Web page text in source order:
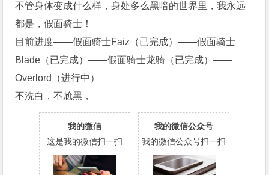
不管身体变成什么样，身处多么黑暗的世界里，我永远
都是，假面骑士！
目前进度——假面骑士Faiz（已完成）——假面骑士
Blade（已完成）——假面骑士龙骑（已完成）——
Overlord（进行中）
不洗白，不尬黑，
我的微信
这是我的微信扫一扫
我的微信公众号
我的微信公众号扫一扫